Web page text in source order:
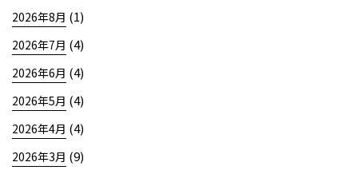
2026年8月 (1)
2026年7月 (4)
2026年6月 (4)
2026年5月 (4)
2026年4月 (4)
2026年3月 (9)